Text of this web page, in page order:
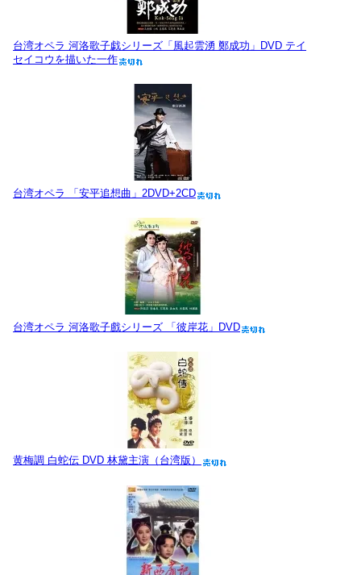
台湾オペラ 河洛歌子戯シリーズ「風起雲湧 鄭成功」DVD テイ
セイコウを描いた一作
台湾オペラ 「安平追想曲」2DVD+2CD
台湾オペラ 河洛歌子戲シリーズ 「彼岸花」DVD
黄梅調 白蛇伝 DVD 林黛主演（台湾版）